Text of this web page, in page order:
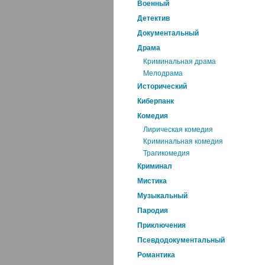
Военный
Детектив
Документальный
Драма
Криминальная драма
Мелодрама
Исторический
Киберпанк
Комедия
Лирическая комедия
Криминальная комедия
Трагикомедия
Криминал
Мистика
Музыкальный
Пародия
Приключения
Псевдодокументальный
Романтика